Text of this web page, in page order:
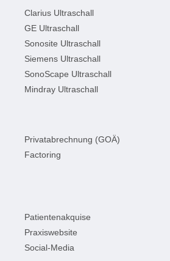
Clarius Ultraschall
GE Ultraschall
Sonosite Ultraschall
Siemens Ultraschall
SonoScape Ultraschall
Mindray Ultraschall
Privatabrechnung (GOÄ)
Factoring
Patientenakquise
Praxiswebsite
Social-Media